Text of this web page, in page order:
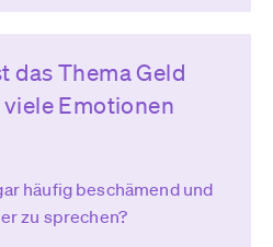
das Thema Geld
Emotionen
häufig beschämend und
zu sprechen?